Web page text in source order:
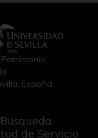
España.
Búsqueda
de Servicio